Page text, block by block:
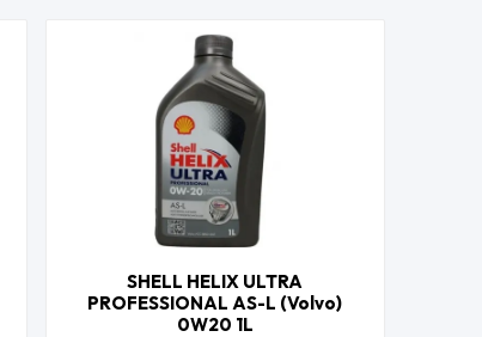
SHELL HELIX ULTRA
PROFESSIONAL AS-L (Volvo)
0W20 1L